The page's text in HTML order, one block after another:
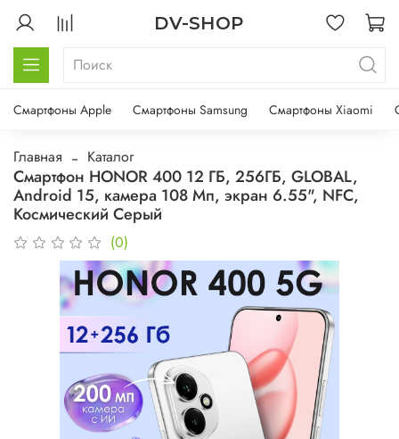
DV-SHOP
Смартфоны Apple Смартфоны Samsung Смартфоны Xiaomi
Главная Каталог
Смартфон HONOR 400 12 ГБ, 256ГБ, GLOBAL,
Android 15, камера 108 Мп, экран 6.55", NFC,
Космический Серый
(0)